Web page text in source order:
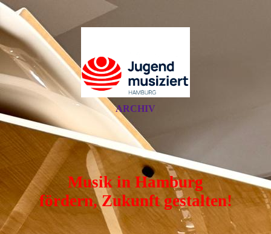
ARCHIV
Musik in Hamburg
fördern, Zukunft gestalten!